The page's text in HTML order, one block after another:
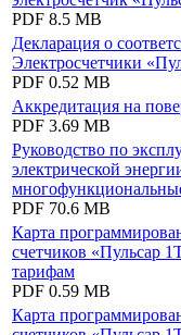
PDF 8.5 MB
Декларация о
Электросчетчики
PDF 0.52 MB
Аккредитация на
PDF 3.69 MB
Руководство по
электрической
PDF 70.6 MB
Карта
счетчиков «Пульсар
тарифам
PDF 0.59 MB
Карта